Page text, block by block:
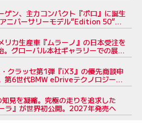
ゲン、主力コンパクト『ポロ』に誕生
ニバーサリーモデル“Edition 50”を
リカ生産車『ムラーノ』の日本受注を
。グローバル本社ギャラリーでの展示
クラッセ第1弾『iX3』の優先商談申
第6世代BMW eDriveテクノロジー搭
見を凝縮。究極の走りを追求した
ラ』が世界初公開。2027年発売へ